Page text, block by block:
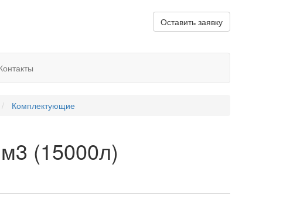
Оставить заявку
Комплектующие
(15000л)